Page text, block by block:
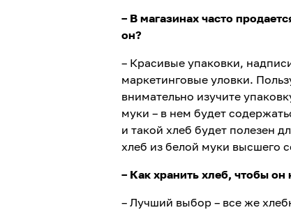
– В магазинах часто
он?
– Красивые упаковки,
маркетинговые уловки.
внимательно изучите
муки – в нем будет
и такой хлеб будет полезен
хлеб из белой муки высшего
– Как хранить хлеб, чтобы
– Лучший выбор – все же